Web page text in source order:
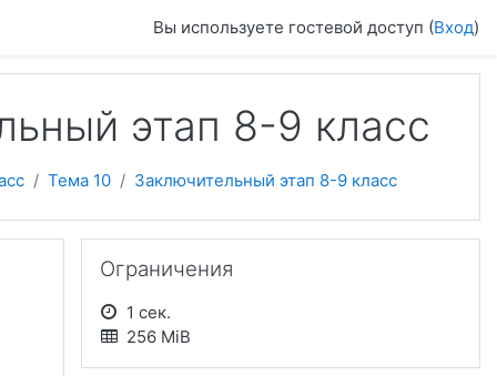
Вы используете гостевой доступ (Вход)
этап 8-9 класс
Тема 10 Заключительный этап 8-9 класс
Ограничения
1 сек.
256 MiB